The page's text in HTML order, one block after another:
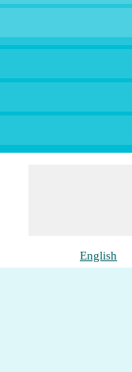
English